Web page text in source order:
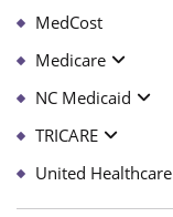
MedCost
Medicare
NC Medicaid
TRICARE
United Healthcare